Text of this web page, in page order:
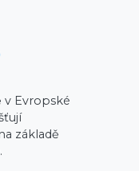
v Evropské
základě